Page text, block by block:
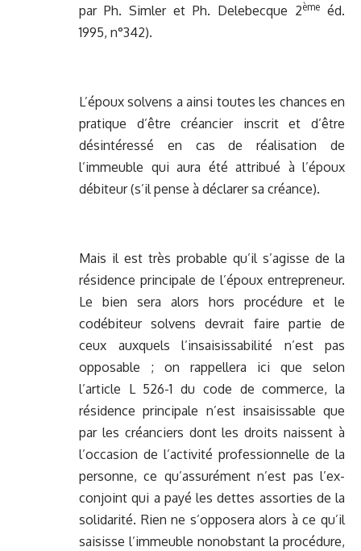
par Ph. Simler et Ph. Delebecque 2ème éd.
1995, n°342).
L’époux solvens a ainsi toutes les chances en
pratique d’être créancier inscrit et d’être
désintéressé en cas de réalisation de
l’immeuble qui aura été attribué à l’époux
débiteur (s’il pense à déclarer sa créance).
Mais il est très probable qu’il s’agisse de la
résidence principale de l’époux entrepreneur.
Le bien sera alors hors procédure et le
codébiteur solvens devrait faire partie de
ceux auxquels l’insaisissabilité n’est pas
opposable ; on rappellera ici que selon
l’article L 526-1 du code de commerce, la
résidence principale n’est insaisissable que
par les créanciers dont les droits naissent à
l’occasion de l’activité professionnelle de la
personne, ce qu’assurément n’est pas l’ex-
conjoint qui a payé les dettes assorties de la
solidarité. Rien ne s’opposera alors à ce qu’il
saisisse l’immeuble nonobstant la procédure,